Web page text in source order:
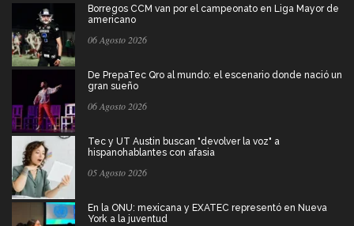
Borregos CCM van por el campeonato en Liga Mayor de
americano
06 Agosto 2026
De PrepaTec Qro al mundo: el escenario donde nació un
gran sueño
06 Agosto 2026
Tec y UT Austin buscan "devolver la voz" a
hispanohablantes con afasia
05 Agosto 2026
En la ONU: mexicana y EXATEC representó en Nueva
York a la juventud